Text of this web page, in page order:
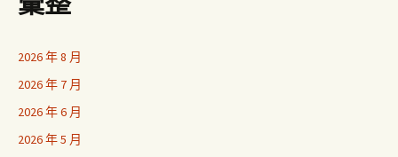
2026 年 8 月
2026 年 7 月
2026 年 6 月
2026 年 5 月